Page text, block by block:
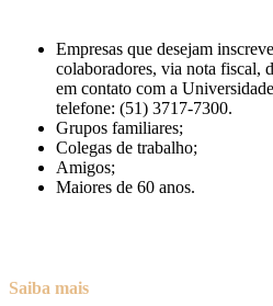
Empresas que desejam
colaboradores, via nota fiscal,
em contato com a
telefone: (51) 3717-7300.
Grupos familiares;
Colegas de trabalho;
Amigos;
Maiores de 60 anos.
Saiba mais